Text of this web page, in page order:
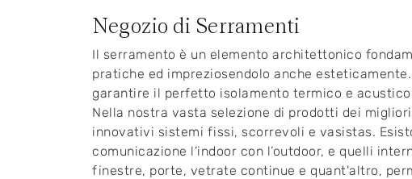
Negozio di Serramenti
Il serramento è un elemento architettonico
pratiche ed impreziosendolo anche
garantire il perfetto isolamento termico e
Nella nostra vasta selezione di prodotti dei
innovativi sistemi fissi, scorrevoli e vasistas.
comunicazione l’indoor con l’outdoor, e quelli
finestre, porte, vetrate continue e quant'altro,